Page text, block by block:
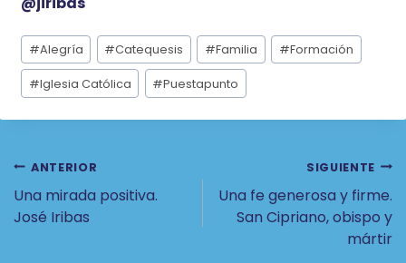
Etiquetas
de
la
entrada:
#Alegría #Catequesis #Familia #Formación
#Iglesia Católica #Puestapunto
Navegación
De
ANTERIOR
Una mirada positiva.
José Iribas
SIGUIENTE
Una fe generosa y firme.
San Cipriano, obispo y
mártir